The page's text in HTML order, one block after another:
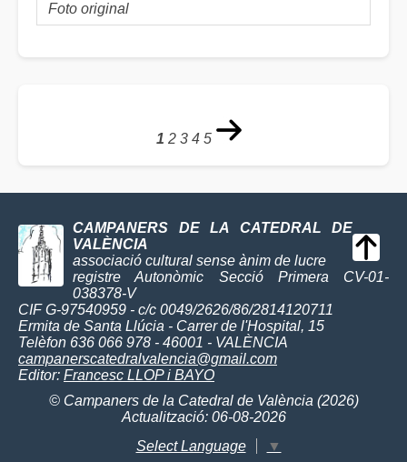
Foto original
1 2 3 4 5
CAMPANERS DE LA CATEDRAL DE
VALÈNCIA
associació cultural sense ànim de lucre
registre Autonòmic Secció Primera CV-01-
038378-V
CIF G-97540959 - c/c 0049/2626/86/2814120711
Ermita de Santa Llúcia - Carrer de l'Hospital, 15
Telèfon 636 066 978 - 46001 - VALÈNCIA
campanerscatedralvalencia@gmail.com
Editor: Francesc LLOP i BAYO
© Campaners de la Catedral de València (2026)
Actualització: 06-08-2026
Select Language
▼